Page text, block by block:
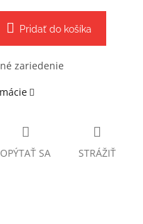
Pridať do košíka
zariedenie
OPÝTAŤ SA STRÁŽIŤ